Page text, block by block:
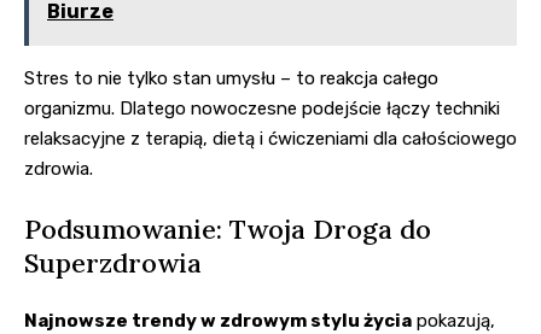
Biurze
Stres to nie tylko stan umysłu – to reakcja całego
organizmu. Dlatego nowoczesne podejście łączy techniki
relaksacyjne z terapią, dietą i ćwiczeniami dla całościowego
zdrowia.
Podsumowanie: Twoja Droga do
Superzdrowia
Najnowsze trendy w zdrowym stylu życia pokazują,